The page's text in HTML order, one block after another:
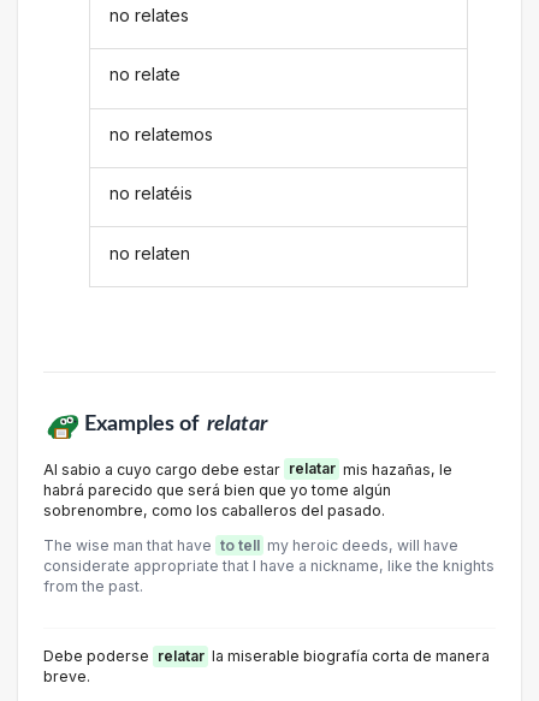
no relates
no relate
no relatemos
no relatéis
no relaten
Examples of relatar
Al sabio a cuyo cargo debe estar relatar mis hazañas, le
habrá parecido que será bien que yo tome algún
sobrenombre, como los caballeros del pasado.
The wise man that have to tell my heroic deeds, will have
considerate appropriate that I have a nickname, like the knights
from the past.
Debe poderse relatar la miserable biografía corta de manera
breve.